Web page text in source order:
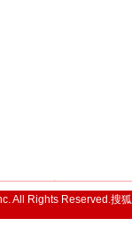
All Rights Reserved.搜